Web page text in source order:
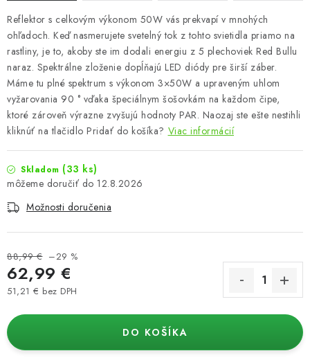
Reflektor s celkovým výkonom 50W vás prekvapí v mnohých
ohľadoch. Keď nasmerujete svetelný tok z tohto svietidla priamo na
rastliny, je to, akoby ste im dodali energiu z 5 plechoviek Red Bullu
naraz. Spektrálne zloženie dopĺňajú LED diódy pre širší záber.
Máme tu plné spektrum s výkonom 3×50W a upraveným uhlom
vyžarovania 90 ° vďaka špeciálnym šošovkám na každom čipe,
ktoré zároveň výrazne zvyšujú hodnoty PAR. Naozaj ste ešte nestihli
kliknúť na tlačidlo Pridať do košíka? Viac informácií
Skladom (33 ks)
12.8.2026
Možnosti doručenia
88,99 € –29 %
62,99 €
51,21 € bez DPH
DO KOŠÍKA